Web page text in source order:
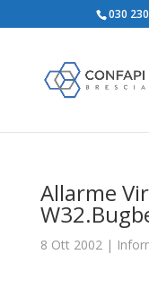
030
Allarme
8 Ott 2002|